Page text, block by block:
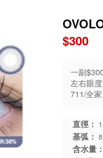
$300
一副
左右眼
711/全
直徑：
基弧：
含水量：